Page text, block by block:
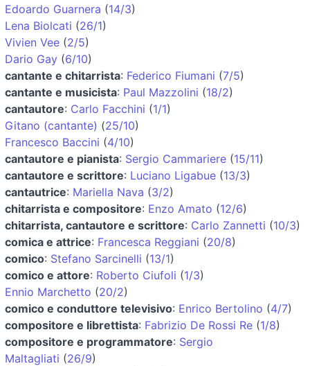
Edoardo Guarnera (14/3)
Lena Biolcati (26/1)
Vivien Vee (2/5)
Dario Gay (6/10)
cantante e chitarrista: Federico Fiumani (7/5)
cantante e musicista: Paul Mazzolini (18/2)
cantautore: Carlo Facchini (1/1)
Gitano (cantante) (25/10)
Francesco Baccini (4/10)
cantautore e pianista: Sergio Cammariere (15/11)
cantautore e scrittore: Luciano Ligabue (13/3)
cantautrice: Mariella Nava (3/2)
chitarrista e compositore: Enzo Amato (12/6)
chitarrista, cantautore e scrittore: Carlo Zannetti (10/3)
comica e attrice: Francesca Reggiani (20/8)
comico: Stefano Sarcinelli (13/1)
comico e attore: Roberto Ciufoli (1/3)
Ennio Marchetto (20/2)
comico e conduttore televisivo: Enrico Bertolino (4/7)
compositore e librettista: Fabrizio De Rossi Re (1/8)
compositore e programmatore: Sergio
Maltagliati (26/9)